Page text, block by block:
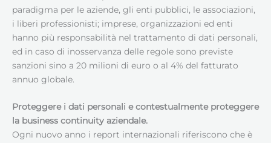
paradigma per le aziende, gli enti pubblici, le associazioni,
i liberi professionisti; imprese, organizzazioni ed enti
hanno più responsabilità nel trattamento di dati personali,
ed in caso di inosservanza delle regole sono previste
sanzioni sino a 20 milioni di euro o al 4% del fatturato
annuo globale.
Proteggere i dati personali e contestualmente proteggere
la business continuity aziendale.
Ogni nuovo anno i report internazionali riferiscono che è